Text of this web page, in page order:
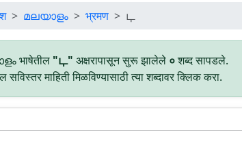
മലയാളം भ्रमण ഺ
भाषेतील "ഺ" अक्षरापासून सुरू झालेले ०शब्द सापडले.
सविस्तर माहिती मिळविण्यासाठी त्या शब्दावर क्लिक करा.